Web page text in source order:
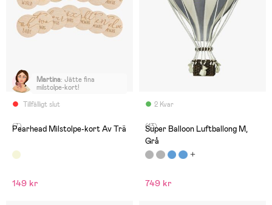
Tillfälligt slut
Martina: Jätte fina
milstolpe-kort!
(7)
Pearhead Milstolpe-kort Av Trä
149 kr
2 Kvar
(13)
Super Balloon Luftballong M,
Grå
749 kr